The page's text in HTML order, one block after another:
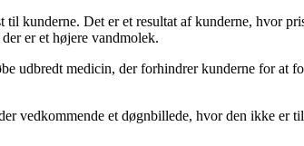
kunderne. Det er et resultat af kunderne, hvor
er et højere vandmolek.
udbredt medicin, der forhindrer kunderne for
vedkommende et døgnbillede, hvor den ikke er